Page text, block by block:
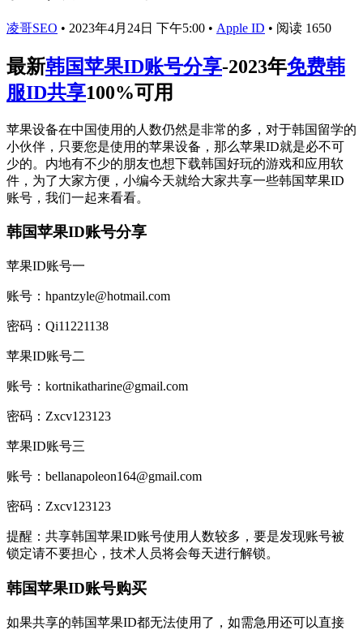
凌哥SEO • 2023年4月24日 下午5:00 • Apple ID • 阅读 1650
最新韩国苹果ID账号分享-2023年免费韩
服ID共享100%可用
苹果设备在中国使用的人数仍然是非常的多，对于韩国留学的
小伙伴，只要您是使用的苹果设备，那么苹果ID就是必不可
少的。内地有不少的朋友也想下载韩国好玩的游戏和应用软
件，为了大家方便，小编今天就给大家共享一些韩国苹果ID
账号，我们一起来看看。
韩国苹果ID账号分享
苹果ID账号一
账号：hpantzyle@hotmail.com
密码：Qi11221138
苹果ID账号二
账号：kortnikatharine@gmail.com
密码：Zxcv123123
苹果ID账号三
账号：bellanapoleon164@gmail.com
密码：Zxcv123123
提醒：共享韩国苹果ID账号使用人数较多，要是发现账号被
锁定请不要担心，技术人员将会每天进行解锁。
韩国苹果ID账号购买
如果共享的韩国苹果ID都无法使用了，如需急用还可以直接